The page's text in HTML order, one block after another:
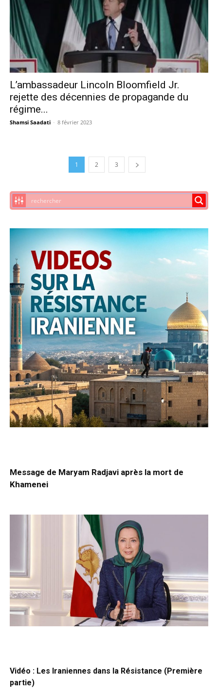
L’ambassadeur Lincoln Bloomfield Jr.
rejette des décennies de propagande du
régime...
Shamsi Saadati - 8 février 2023
1 2 3
Message de Maryam Radjavi après la mort de
Khamenei
Vidéo : Les Iraniennes dans la Résistance (Première
partie)